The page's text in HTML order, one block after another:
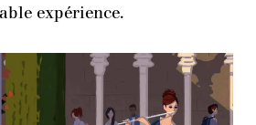
expérience.